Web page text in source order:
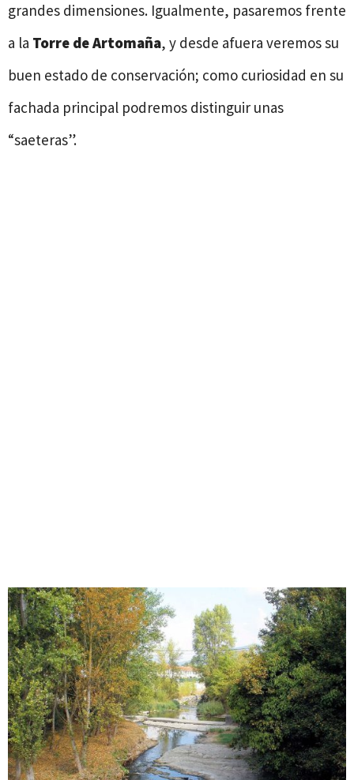
grandes dimensiones. Igualmente, pasaremos frente
a la Torre de Artomaña, y desde afuera veremos su
buen estado de conservación; como curiosidad en su
fachada principal podremos distinguir unas
“saeteras”.